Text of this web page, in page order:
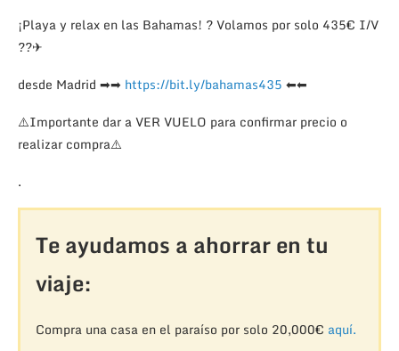
¡Playa y relax en las Bahamas! ?Volamos por solo 435€ I/V
??✈
desde Madrid ➡➡ https://bit.ly/bahamas435 ⬅⬅
⚠️Importante dar a VER VUELO para confirmar precio o
realizar compra⚠️
.
Te ayudamos a ahorrar en tu
viaje:
Compra una casa en el paraíso por solo 20,000€ aquí.